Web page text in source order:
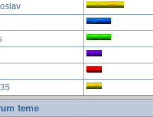
teme